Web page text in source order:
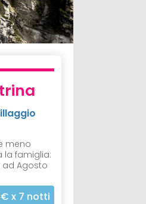
meno
la famiglia:
ad Agosto
x 7 notti